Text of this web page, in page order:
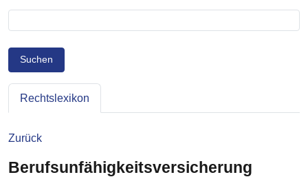
Suchen
Rechtslexikon
Zurück
Berufsunfähigkeitsversicherung